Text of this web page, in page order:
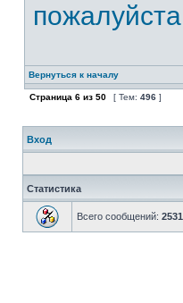
пожалуйста
Вернуться к началу
Страница 6 из 50 [ Тем: 496 ]
Вход
Статистика
Всего сообщений: 2531